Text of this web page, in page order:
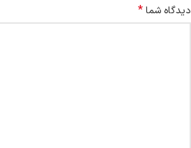
دیدگاه شما*